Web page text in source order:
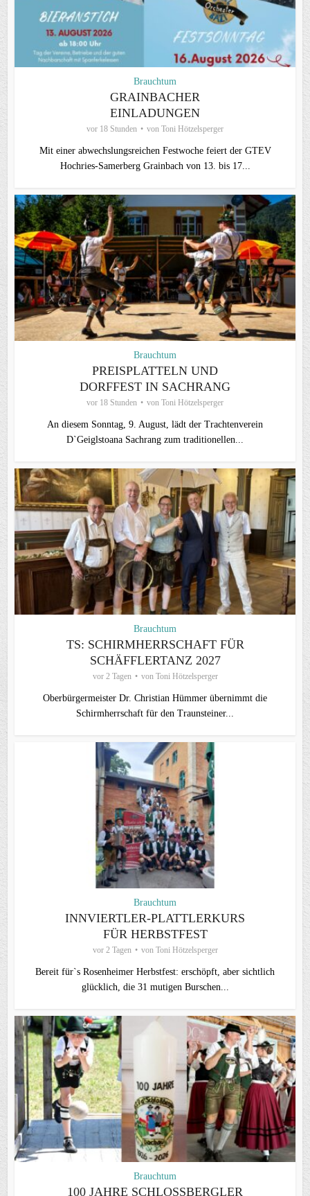
Brauchtum
GRAINBACHER
EINLADUNGEN
vor 18 Stunden von Toni Hötzelsperger
Mit einer abwechslungsreichen Festwoche feiert der GTEV
Hochries-Samerberg Grainbach von 13. bis 17...
Brauchtum
PREISPLATTELN UND
DORFFEST IN SACHRANG
vor 18 Stunden von Toni Hötzelsperger
An diesem Sonntag, 9. August, lädt der Trachtenverein
D`Geiglstoana Sachrang zum traditionellen...
Brauchtum
TS: SCHIRMHERRSCHAFT FÜR
SCHÄFFLERTANZ 2027
vor 2 Tagen von Toni Hötzelsperger
Oberbürgermeister Dr. Christian Hümmer übernimmt die
Schirmherrschaft für den Traunsteiner...
Brauchtum
INNVIERTLER-PLATTLERKURS
FÜR HERBSTFEST
vor 2 Tagen von Toni Hötzelsperger
Bereit für`s Rosenheimer Herbstfest: erschöpft, aber sichtlich
glücklich, die 31 mutigen Burschen...
Brauchtum
100 JAHRE SCHLOSSBERGLER D